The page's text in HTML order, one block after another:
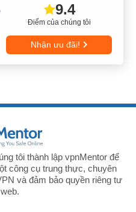
Điểm của chúng tôi
9.4
Nhận ưu đãi!
tôi thành lập vpnMentor để
công cụ trung thực, chuyên
và đảm bảo quyền riêng tư